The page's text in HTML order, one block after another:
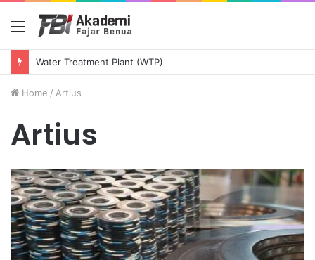
Menu
Water Treatment Plant (WTP)
Home / Artius
Artius